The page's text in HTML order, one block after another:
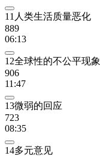
11人类生活质量恶化
889
06:13
12全球性的不公平现象
906
11:47
13微弱的回应
723
08:35
14多元意见